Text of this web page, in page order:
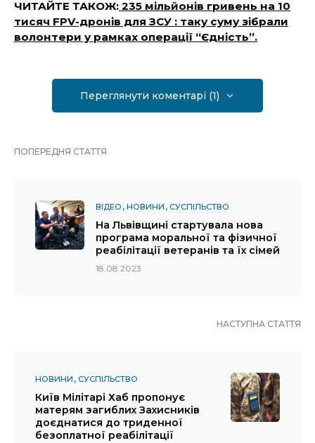
ЧИТАЙТЕ ТАКОЖ: 235 мільйонів гривень на 10
тисяч FPV-дронів для ЗСУ : таку суму зібрали
волонтери у рамках операції “Єдність”.
Переглянути коментарі (1)
ПОПЕРЕДНЯ СТАТТЯ
ВІДЕО НОВИНИ СУСПІЛЬСТВО
На Львівщині стартувала нова
програма моральної та фізичної
реабілітації ветеранів та їх сімей
18.08.2023
НАСТУПНА СТАТТЯ
НОВИНИ СУСПІЛЬСТВО
Київ Мілітарі Хаб пропонує
матерям загиблих Захисників
доєднатися до триденної
безоплатної реабілітації